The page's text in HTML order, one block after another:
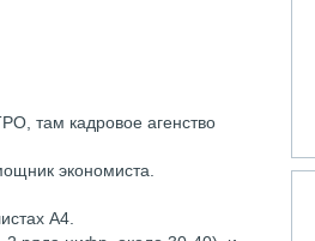
там кадровое агенство
экономиста.
А4.